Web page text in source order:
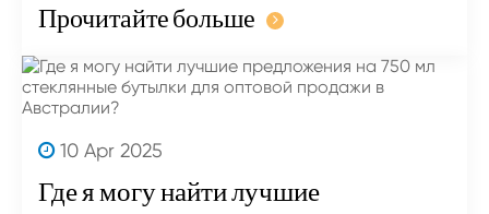
Прочитайте больше
10 Apr 2025
Где я могу найти лучшие